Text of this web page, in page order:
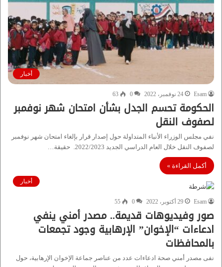
أخبار
Esam 24 نوفمبر، 2022 0
63
الحكومة تحسم الجدل بشأن امتحان شهر نوفمبر
لصفوف النقل
نفي مجلس الوزراء الأنباء المتداولة حول إصدار قرار بإلغاء امتحان شهر نوفمبر
لصفوف النقل خلال العام الدراسي الجديد 2022/2023. حقيقة…
أكمل القراءة »
أخبار
Esam 29 أكتوبر، 2022 0
55
صور وفيديوهات قديمة.. مصدر أمني ينفي
ادعاءات “الإخوان” الإرهابية وجود تجمعات
بالمحافظات
نفى مصدر أمني صحة ادعاءات عدد من عناصر جماعة الإخوان الإرهابية، حول